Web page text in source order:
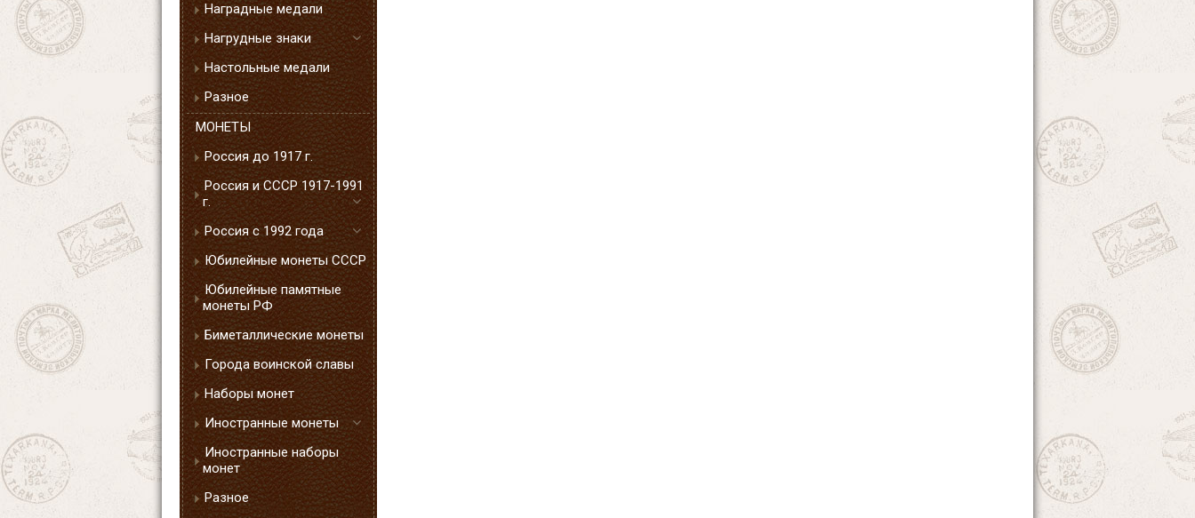
Наградные медали
Нагрудные знаки
Настольные медали
Разное
МОНЕТЫ
Россия до 1917 г.
Россия и СССР 1917-1991
г.
Россия с 1992 года
Юбилейные монеты СССР
Юбилейные памятные
монеты РФ
Биметаллические монеты
Города воинской славы
Наборы монет
Иностранные монеты
Иностранные наборы
монет
Разное